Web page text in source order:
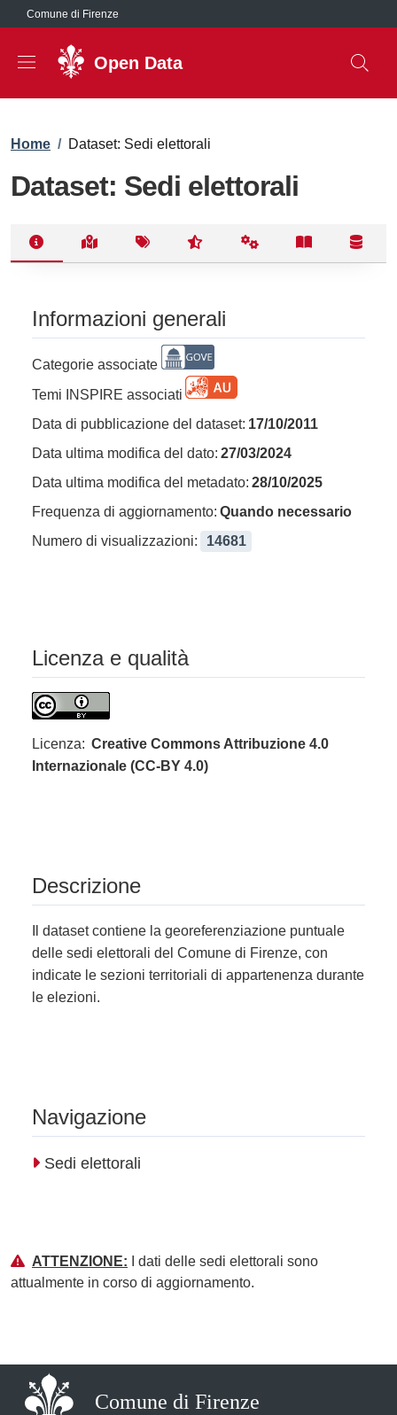
Salta al contenuto principale
Comune di Firenze
Open Data
Briciole di pane
Home / Dataset: Sedi elettorali
Dataset: Sedi elettorali
Informazioni generali
Categorie associate
Temi INSPIRE associati
Data di pubblicazione del dataset: 17/10/2011
Data ultima modifica del dato: 27/03/2024
Data ultima modifica del metadato: 28/10/2025
Frequenza di aggiornamento: Quando necessario
Numero di visualizzazioni:
14681
Licenza e qualità
Licenza: Creative Commons Attribuzione 4.0
Internazionale (CC-BY 4.0)
Descrizione
Il dataset contiene la georeferenziazione puntuale
delle sedi elettorali del Comune di Firenze, con
indicate le sezioni territoriali di appartenenza durante
le elezioni.
Navigazione
Sedi elettorali
ATTENZIONE: I dati delle sedi elettorali sono
attualmente in corso di aggiornamento.
Comune di Firenze